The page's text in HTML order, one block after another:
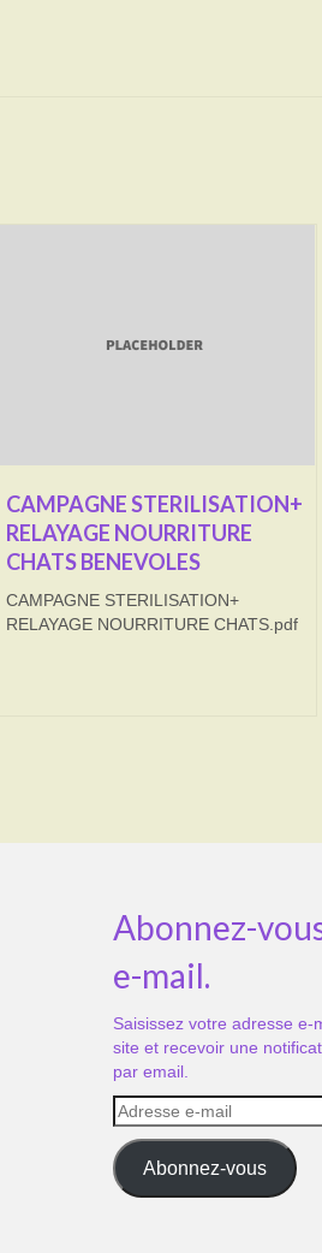
CAMPAGNE STERILISATION+
RELAYAGE NOURRITURE
CHATS BENEVOLES
CAMPAGNE STERILISATION+
RELAYAGE NOURRITURE CHATS.pdf
Abonnez-
e-mail.
Saisissez votre adresse
site et recevoir une
par email.
Adresse
e-
mail
Abonnez-vous